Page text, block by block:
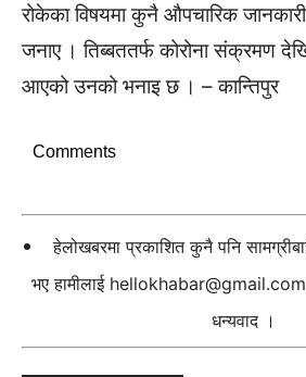
रोकेका विषयमा कुनै औपचारिक
जनाए । तिब्बततर्फ कोरोना संक्रमण
आएको उनको भनाइ छ । – कान्तिपुर
Comments
हेलोखबरमा प्रकाशित कुनै पनि
भए हामीलाई hellokhabar@gmail.com
धन्यवाद ।